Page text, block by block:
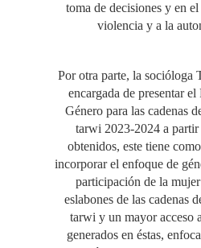
toma de decisiones y en
violencia y a la
Por otra parte, la socióloga
encargada de presentar
Género para las cadenas
tarwi 2023-2024 a partir
obtenidos, este tiene
incorporar el enfoque de
participación de la
eslabones de las cadenas
tarwi y un mayor acceso
generados en éstas,